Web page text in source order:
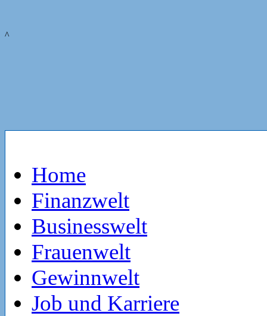
^
Home
Finanzwelt
Businesswelt
Frauenwelt
Gewinnwelt
Job und Karriere